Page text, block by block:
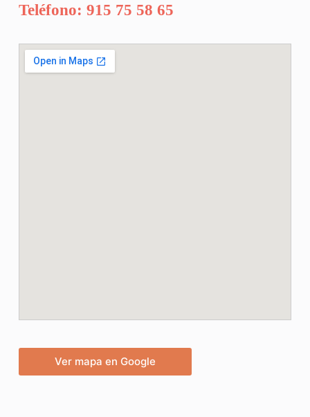
Teléfono: 915 75 58 65
Ver mapa en Google